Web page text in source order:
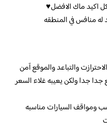
اكيد ماك الافضل♥️
منافس في المنطقه
والتباعد والموقع آمن
جدا ولكن يعيبه غلاء السعر
ومواقف السيارات مناسبه